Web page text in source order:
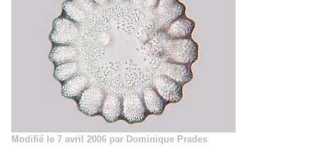
Modifié le 7 avril 2006 par Dominique Prades